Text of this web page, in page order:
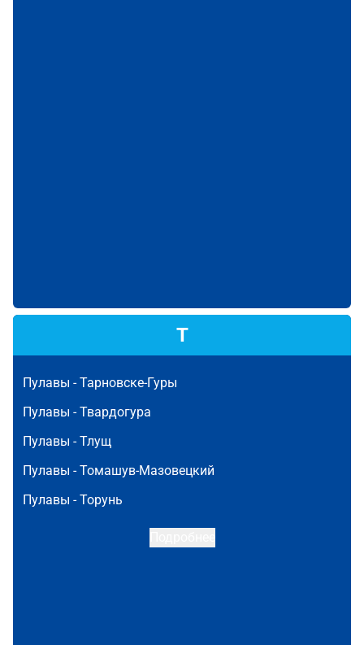
Т
Пулавы -Тарновске-Гуры
Пулавы -Твардогура
Пулавы -Тлущ
Пулавы -Томашув-Мазовецкий
Пулавы -Торунь